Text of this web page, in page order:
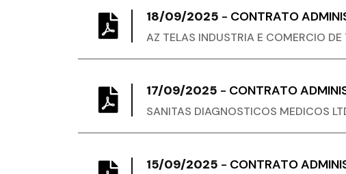
18/09/2025 - CONTRATO
AZ TELAS INDUSTRIA E COMERCIO DE
17/09/2025 - CONTRATO
SANITAS DIAGNOSTICOS MEDICOS
15/09/2025 - CONTRATO